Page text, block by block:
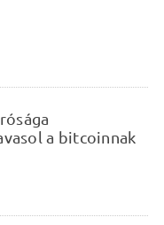
a bitcoinnak